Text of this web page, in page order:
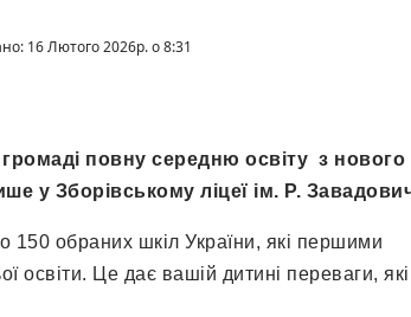
16 Лютого 2026р. о 8:31
повну середню освіту з нового
у Зборівському ліцеї ім. Р.
150 обраних шкіл України, які першими
освіти. Це дає вашій дитині переваги, які